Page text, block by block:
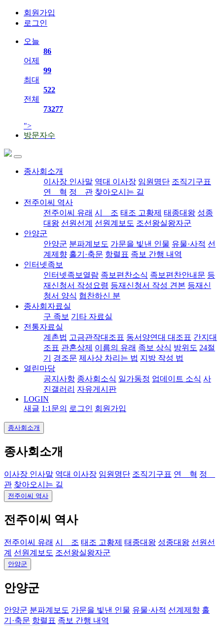
회원가입
로그인
오늘
86
어제
99
최대
522
전체
73277
">
방문자수
종사회소개
이사장 인사말 역대 이사장 임원명단 조직기구표
연 혁 정 관 찾아오시는 길
전주이씨 역사
전주이씨 유래 시 조 태조 고황제 태종대왕 성종
대왕 선원선계 선원계보도 조선왕실왕자군
안양군
안양군 분파계보도 가문을 빛낸 인물 유물·사적 선
계제향 홀기·축문 항렬표 족보 간행 내역
인터넷족보
인터넷족보열람 족보편찬소식 족보편찬안내문 등
재신청서 작성요령 등재신청서 작성 견본 등재신
청서 양식 협찬하신 분
종사회자료실
구 족보 기타 자료실
전통자료실
계촌법 고금관작대조표 동서양연대 대조표 간지대
조표 관혼상제 이름의 유래 족보 상식 방위도 24절
기
경조문 제사상 차리는 법 지방 작성 법
열린마당
공지사항 종사회소식 일가동정 업데이트 소식 사
진갤러리 자유게시판
LOGIN
새글 1:1문의 로그인 회원가입
종사회소개
종사회소개
이사장 인사말 역대 이사장 임원명단 조직기구표 연 혁 정
관 찾아오시는 길
전주이씨 역사
전주이씨 역사
전주이씨 유래 시 조 태조 고황제 태종대왕 성종대왕 선원선
계 선원계보도 조선왕실왕자군
안양군
안양군
안양군 분파계보도 가문을 빛낸 인물 유물·사적 선계제향 홀
기·축문 항렬표 족보 간행 내역